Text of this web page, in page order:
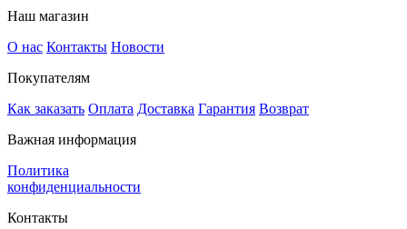
Наш магазин
О нас Контакты Новости
Покупателям
Как заказать Оплата Доставка Гарантия Возврат
Важная информация
Политика
конфиденциальности
Контакты